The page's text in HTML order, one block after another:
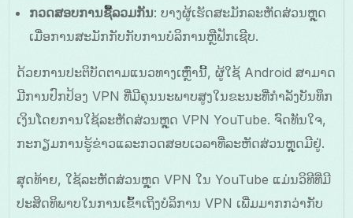
ກວດສອບການຊື້ລວມກັນ: ບາງຜູ້ເຮັດສະມັກລະຫັດສ່ວນຫຼຸດ
ເມື່ອການສະມັກກັບກັບການບໍລິການຫຼືຟັກເຊີບ.
ດ້ວຍການປະຕິບັດຕາມແນວທາງເຫຼົ່ານີ້, ຜູ້ໃຊ້ Android ສາມາດ
ມີການປົກປ້ອງ VPN ທີ່ມີຄຸນນະພາບສູງໃນຂະນະທີ່ກຳລັງບັນທຶກ
ເງິນໂດຍການໃຊ້ລະຫັດສ່ວນຫຼຸດ VPN YouTube. ຈົດທັນໃຈ,
ກະກຽມການຮູ້ຂ່າວແລະກວດສອບເວລາທີ່ລະຫັດສ່ວນຫຼຸດມີຢູ່.
ສຸດທ້າຍ, ໃຊ້ລະຫັດສ່ວນຫຼຸດ VPN ໃນ YouTube ແມ່ນວິທີທີ່ມີ
ປະສິດທິພາບໃນການເຂົ້າເຖິງບໍລິການ VPN ເພີ່ມມາກກວ່າກັບ